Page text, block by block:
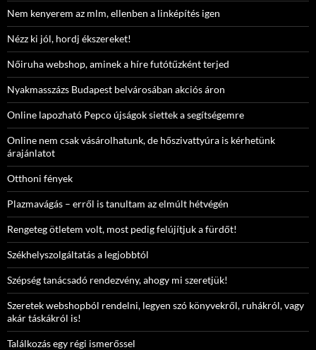
Nem kenyerem az mlm, ellenben a linképítés igen
Nézz ki jól, hordj ékszereket!
Nőiruha webshop, aminek a híre futótűzként terjed
Nyakmasszázs Budapest belvárosában akciós áron
Online lapozható Pepco újságok siettek a segítségemre
Online nem csak vásárolhatunk, de hőszivattyúra is kérhetünk
árajánlatot
Otthoni fények
Plazmavágás – erről is tanultam az elmúlt hétvégén
Rengeteg ötletem volt, most pedig felújítjuk a fürdőt!
Székhelyszolgáltatás a legjobbtól
Szépség tanácsadó rendezvény, ahogy mi szeretjük!
Szeretek webshopból rendelni, legyen szó könyvekről, ruhákról, vagy
akár táskákról is!
Találkozás egy régi ismerőssel